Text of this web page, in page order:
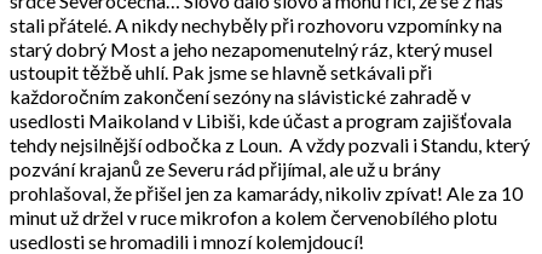
stali přátelé. A nikdy nechyběly při rozhovoru vzpomínky na
starý dobrý Most a jeho nezapomenutelný ráz, který musel
ustoupit těžbě uhlí. Pak jsme se hlavně setkávali při
každoročním zakončení sezóny na slávistické zahradě v
usedlosti Maikoland v Libiši, kde účast a program zajišťovala
tehdy nejsilnější odbočka z Loun. A vždy pozvali i Standu, který
pozvání krajanů ze Severu rád přijímal, ale už u brány
prohlašoval, že přišel jen za kamarády, nikoliv zpívat! Ale za 10
minut už držel v ruce mikrofon a kolem červenobílého plotu
usedlosti se hromadili i mnozí kolemjdoucí!